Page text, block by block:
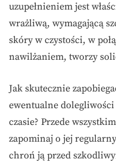
uzupełnieniem jest
wrażliwą, wymagającą
skóry w czystości, w
nawilżaniem, tworzy
Jak skutecznie
ewentualne
czasie? Przede
zapominaj o jej
chroń ją przed